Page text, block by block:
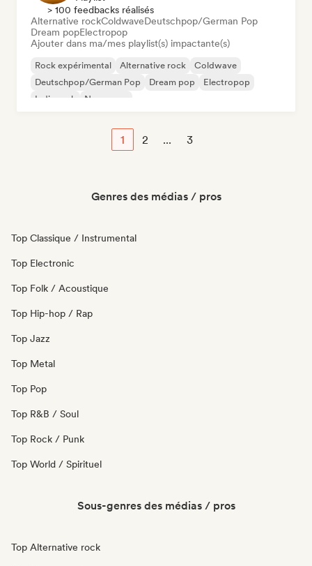
> 100 feedbacks réalisés
Alternative rockColdwaveDeutschpop/German Pop
Dream popElectropop
Ajouter dans ma/mes playlist(s) impactante(s)
Rock expérimental Alternative rock
Coldwave
Deutschpop/German Pop
Dream pop
Electropop
Indie rock
New wave
1 2 ... 3
Genres des médias / pros
Top Classique / Instrumental
Top Electronic
Top Folk / Acoustique
Top Hip-hop / Rap
Top Jazz
Top Metal
Top Pop
Top R&B / Soul
Top Rock / Punk
Top World / Spirituel
Sous-genres des médias / pros
Top Alternative rock